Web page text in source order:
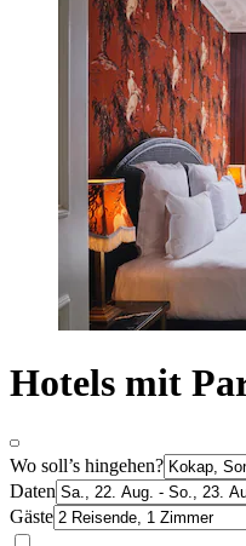
Hotels mit
Wo soll’s hingehen?
Daten
Gäste